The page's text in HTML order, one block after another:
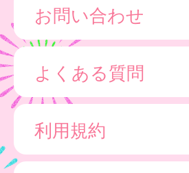
お問い合わせ
よくある質問
利用規約